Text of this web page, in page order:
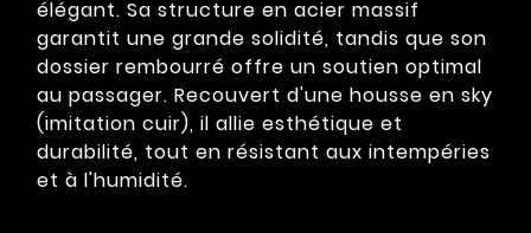
élégant. Sa structure en acier massif
garantit une grande solidité, tandis que son
dossier rembourré offre un soutien optimal
au passager. Recouvert d'une housse en sky
(imitation cuir), il allie esthétique et
durabilité, tout en résistant aux intempéries
et à l'humidité.